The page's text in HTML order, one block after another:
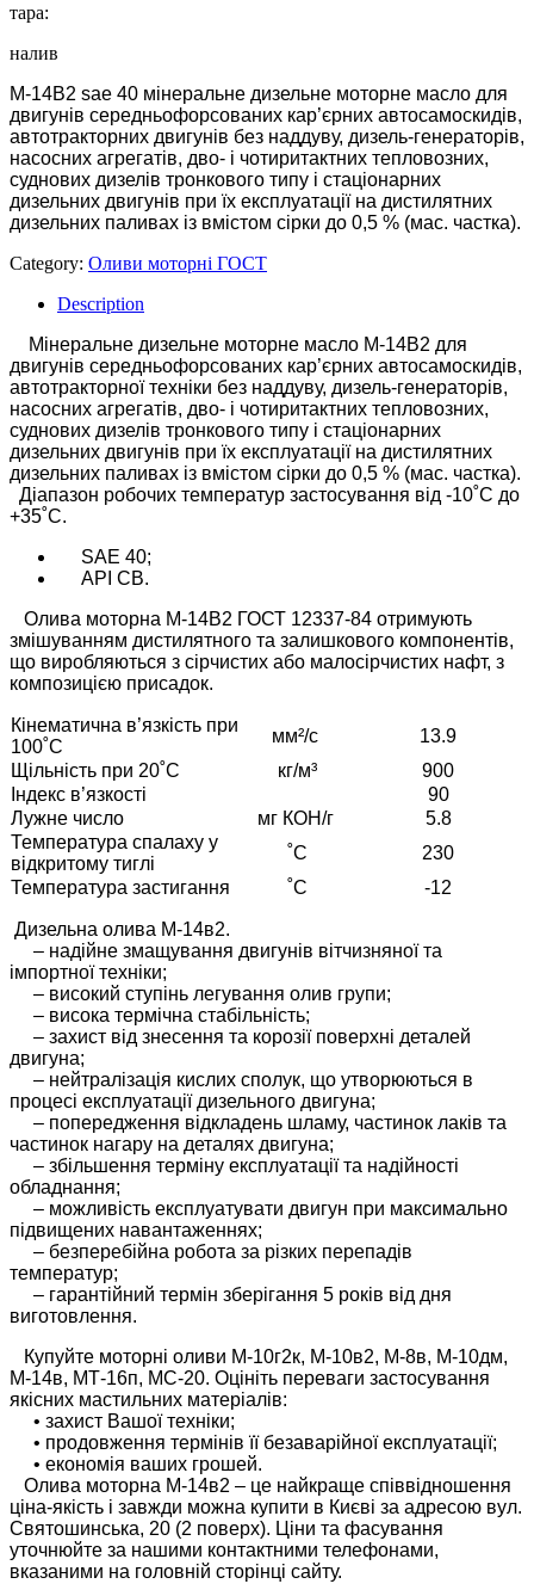
тара:
налив
М-14В2 sae 40 мінеральне дизельне моторне масло для
двигунів середньофорсованих кар’єрних автосамоскидів,
автотракторних двигунів без наддуву, дизель-генераторів,
насосних агрегатів, дво- і чотиритактних тепловозних,
суднових дизелів тронкового типу і стаціонарних
дизельних двигунів при їх експлуатації на дистилятних
дизельних паливах із вмістом сірки до 0,5 % (мас. частка).
Category: Оливи моторні ГОСТ
Description
Мінеральне дизельне моторне масло М-14В2 для
двигунів середньофорсованих кар’єрних автосамоскидів,
автотракторної техніки без наддуву, дизель-генераторів,
насосних агрегатів, дво- і чотиритактних тепловозних,
суднових дизелів тронкового типу і стаціонарних
дизельних двигунів при їх експлуатації на дистилятних
дизельних паливах із вмістом сірки до 0,5 % (мас. частка).
Діапазон робочих температур застосування від -10˚C до
+35˚C.
SAE 40;
API CB.
Олива моторна М-14В2 ГОСТ 12337-84 отримують
змішуванням дистилятного та залишкового компонентів,
що виробляються з сірчистих або малосірчистих нафт, з
композицією присадок.
Кінематична в’язкість при
100˚С
мм²/с
13.9
Щільність при 20˚С
кг/м³
900
Індекс в’язкості
90
Лужне число
мг КОН/г
5.8
Температура спалаху у
відкритому тиглі
˚С
230
Температура застигання
˚С -12
Дизельна олива М-14в2.
– надійне змащування двигунів вітчизняної та
імпортної техніки;
– високий ступінь легування олив групи;
– висока термічна стабільність;
– захист від знесення та корозії поверхні деталей
двигуна;
– нейтралізація кислих сполук, що утворюються в
процесі експлуатації дизельного двигуна;
– попередження відкладень шламу, частинок лаків та
частинок нагару на деталях двигуна;
– збільшення терміну експлуатації та надійності
обладнання;
– можливість експлуатувати двигун при максимально
підвищених навантаженнях;
– безперебійна робота за різких перепадів
температур;
– гарантійний термін зберігання 5 років від дня
виготовлення.
Купуйте моторні оливи М-10г2к, М-10в2, М-8в, М-10дм,
М-14в, МТ-16п, МС-20. Оцініть переваги застосування
якісних мастильних матеріалів:
• захист Вашої техніки;
• продовження термінів її безаварійної експлуатації;
• економія ваших грошей.
Олива моторна М-14в2 – це найкраще співвідношення
ціна-якість і завжди можна купити в Києві за адресою вул.
Святошинська, 20 (2 поверх). Ціни та фасування
уточнюйте за нашими контактними телефонами,
вказаними на головній сторінці сайту.